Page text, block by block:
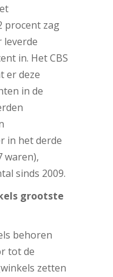
procent zag
leverde
in. Het CBS
er deze
in de
in het derde
waren),
sinds 2009.
grootste
behoren
tot de
zetten